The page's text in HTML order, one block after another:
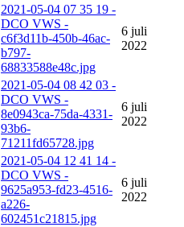
2021-05-04 07 35 19 -
DCO VWS -
c6f3d11b-450b-46ac-
b797-
68833588e48c.jpg
6 juli
2022
2021-05-04 08 42 03 -
DCO VWS -
8e0943ca-75da-4331-
93b6-
71211fd65728.jpg
6 juli
2022
2021-05-04 12 41 14 -
DCO VWS -
9625a953-fd23-4516-
a226-
602451c21815.jpg
6 juli
2022